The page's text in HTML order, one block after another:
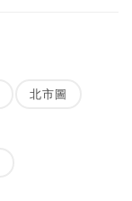
北市圖